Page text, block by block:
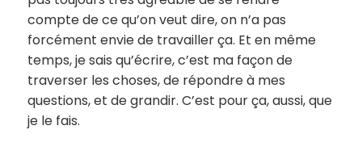
compte de ce qu’on veut dire, on n’a pas
forcément envie de travailler ça. Et en même
temps, je sais qu’écrire, c’est ma façon de
traverser les choses, de répondre à mes
questions, et de grandir. C’est pour ça, aussi, que
je le fais.